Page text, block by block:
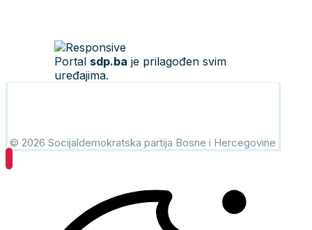
Portal sdp.ba je prilagođen svim
uređajima.
© 2026 Socijaldemokratska partija Bosne i Hercegovine